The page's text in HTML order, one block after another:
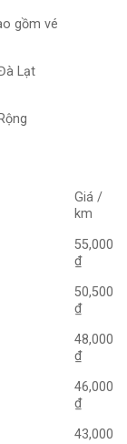
gồm vé
Lạt
Giá /
km
55,000
₫
50,500
₫
48,000
₫
46,000
₫
43,000